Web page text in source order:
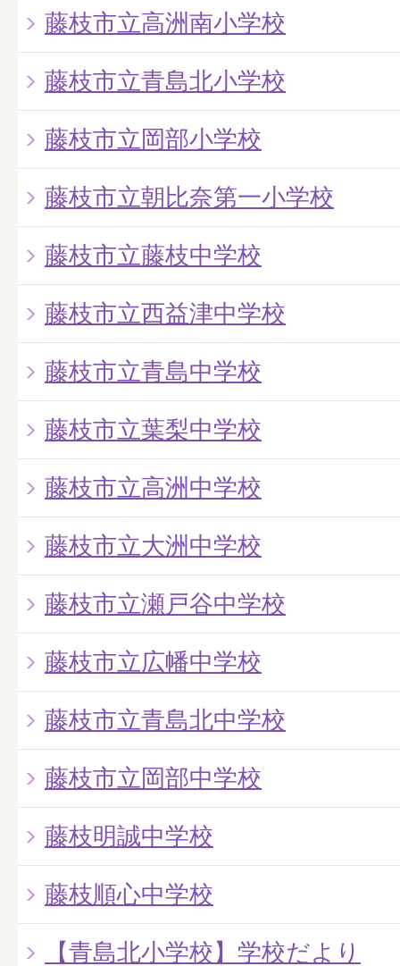
藤枝市立高洲南小学校
藤枝市立青島北小学校
藤枝市立岡部小学校
藤枝市立朝比奈第一小学校
藤枝市立藤枝中学校
藤枝市立西益津中学校
藤枝市立青島中学校
藤枝市立葉梨中学校
藤枝市立高洲中学校
藤枝市立大洲中学校
藤枝市立瀬戸谷中学校
藤枝市立広幡中学校
藤枝市立青島北中学校
藤枝市立岡部中学校
藤枝明誠中学校
藤枝順心中学校
【青島北小学校】学校だより